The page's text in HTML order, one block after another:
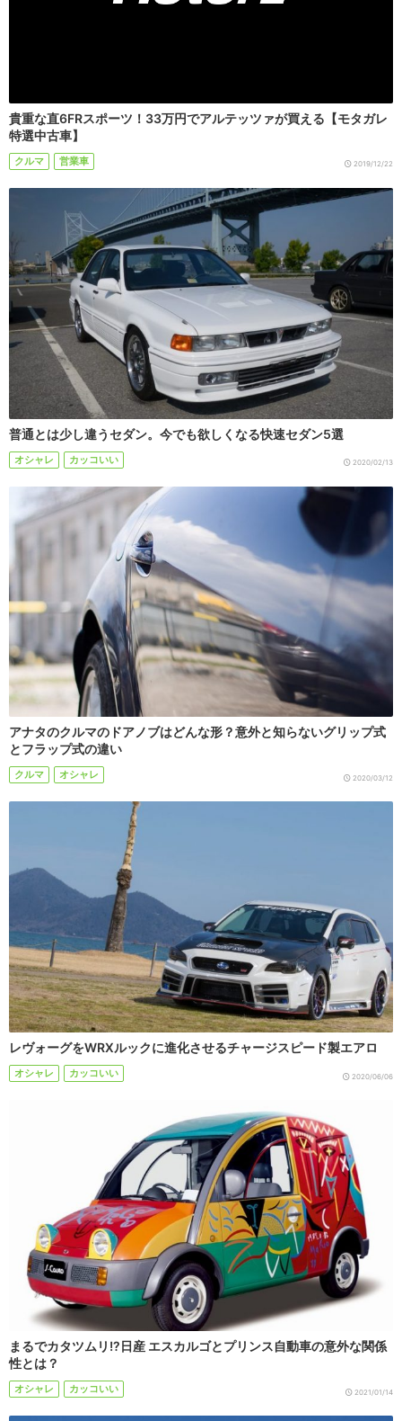
貴重な直6FRスポーツ！33万円でアルテッツァが買える【モタガレ
特選中古車】
クルマ 営業車 2019/12/22
普通とは少し違うセダン。今でも欲しくなる快速セダン5選
オシャレ カッコいい 2020/02/13
アナタのクルマのドアノブはどんな形？意外と知らないグリップ式
とフラップ式の違い
クルマ オシャレ 2020/03/12
レヴォーグをWRXルックに進化させるチャージスピード製エアロ
オシャレ カッコいい 2020/06/06
まるでカタツムリ!?日産 エスカルゴとプリンス自動車の意外な関係
性とは？
オシャレ カッコいい 2021/01/14